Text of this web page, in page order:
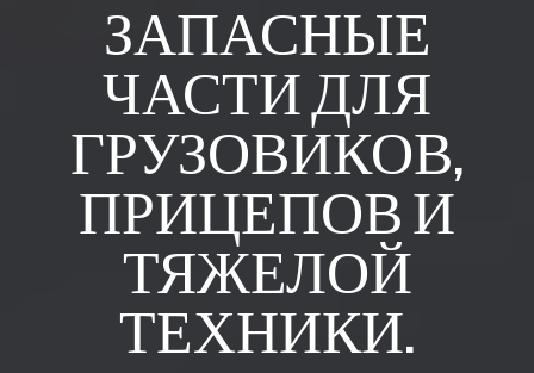
ЗАПАСНЫЕ
ЧАСТИ ДЛЯ
ГРУЗОВИКОВ,
ПРИЦЕПОВ И
ТЯЖЕЛОЙ
ТЕХНИКИ.